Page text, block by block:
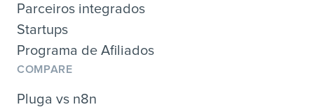
Parceiros integrados
Startups
Programa de Afiliados
COMPARE
Pluga vs n8n